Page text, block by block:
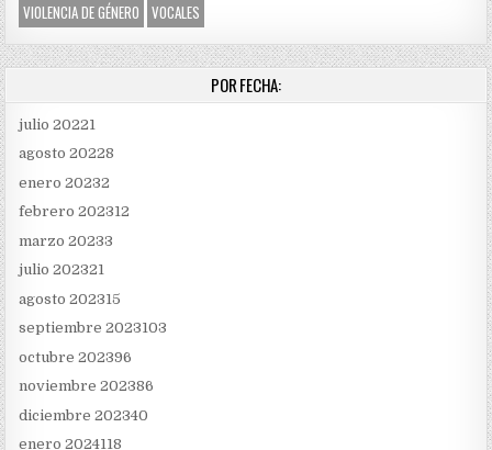
VIOLENCIA DE GÉNERO
VOCALES
POR FECHA:
julio 20221
agosto 20228
enero 20232
febrero 202312
marzo 20233
julio 202321
agosto 202315
septiembre 2023103
octubre 202396
noviembre 202386
diciembre 202340
enero 2024118